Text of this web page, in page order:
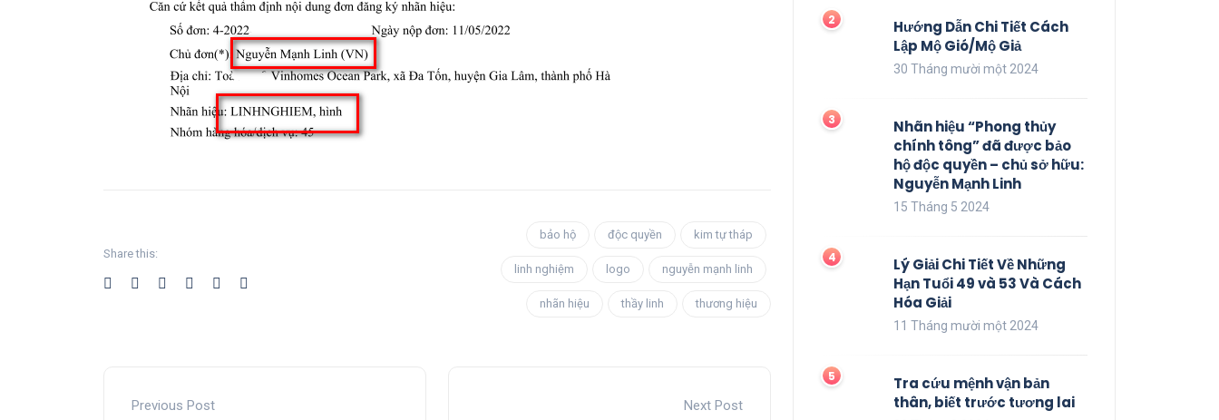
Share this:
bảo hộ độc quyền kim tự tháp
linh nghiệm logo nguyễn mạnh linh
nhãn hiệu thầy linh thương hiệu
Previous Post Next Post
Hướng Dẫn Chi Tiết Cách
Lập Mộ Gió/Mộ Giả
30 Tháng mười một 2024
Nhãn hiệu “Phong thủy
chính tông” đã được bảo
hộ độc quyền – chủ sở hữu:
Nguyễn Mạnh Linh
15 Tháng 5 2024
Lý Giải Chi Tiết Về Những
Hạn Tuổi 49 và 53 Và Cách
Hóa Giải
11 Tháng mười một 2024
Tra cứu mệnh vận bản
thân, biết trước tương lai